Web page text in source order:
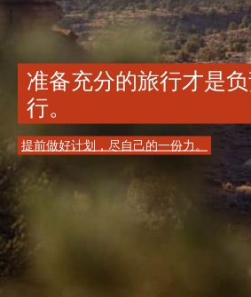
准备充分的旅行才是
行。
提前做好计划，尽自己的一份力。